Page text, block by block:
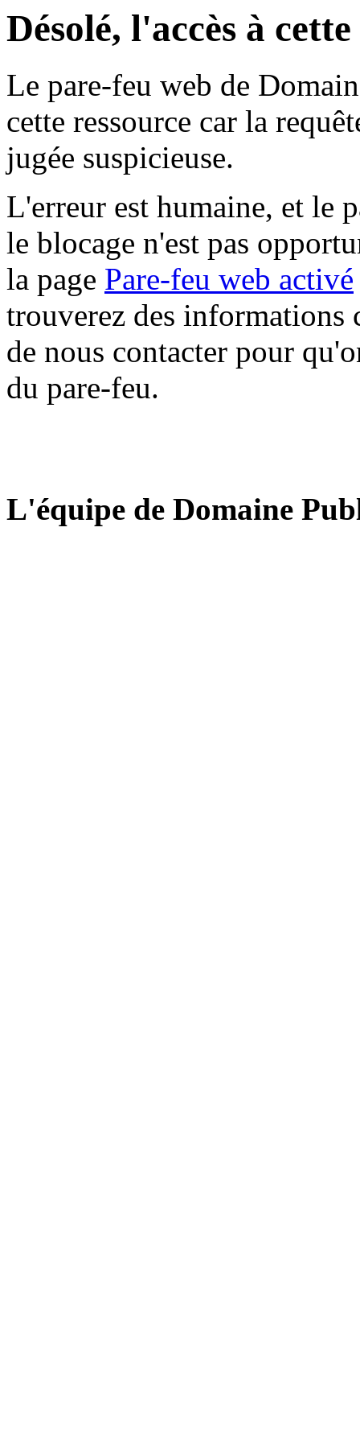
Désolé, l'accès à
Le pare-feu web de
cette ressource car la
jugée suspicieuse.
L'erreur est humaine, et le
le blocage n'est pas
la page Pare-feu web activé
trouverez des informations
de nous contacter pour
du pare-feu.
L'équipe de Domaine